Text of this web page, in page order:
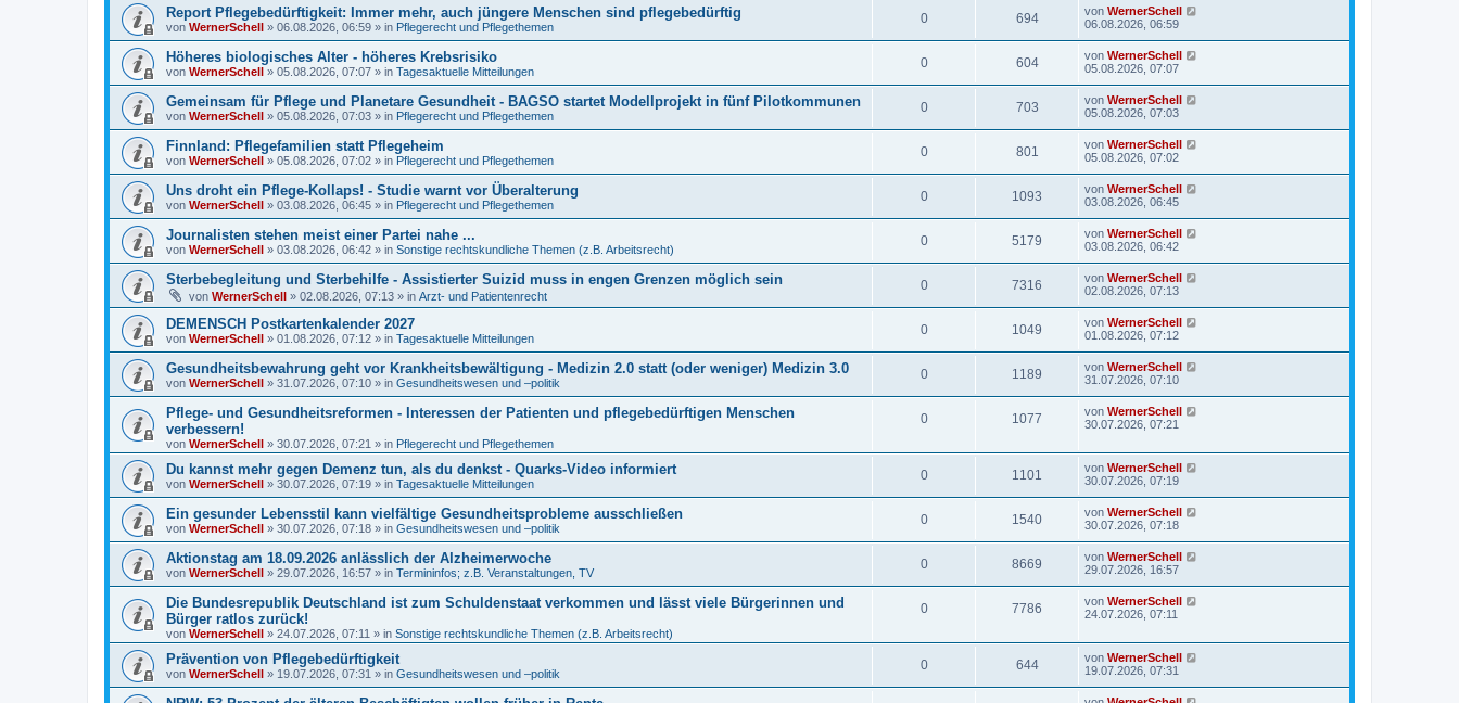
Report Pflegebedürftigkeit: Immer mehr, auch jüngere Menschen sind pflegebedürftig
von WernerSchell » 06.08.2026, 06:59 » in Pflegerecht und Pflegethemen
0 694 von WernerSchell
06.08.2026, 06:59
Höheres biologisches Alter - höheres Krebsrisiko
von WernerSchell » 05.08.2026, 07:07 » in Tagesaktuelle Mitteilungen
0 604 von WernerSchell
05.08.2026, 07:07
Gemeinsam für Pflege und Planetare Gesundheit - BAGSO startet Modellprojekt in fünf Pilotkommunen
von WernerSchell » 05.08.2026, 07:03 » in Pflegerecht und Pflegethemen
0 703 von WernerSchell
05.08.2026, 07:03
Finnland: Pflegefamilien statt Pflegeheim
von WernerSchell » 05.08.2026, 07:02 » in Pflegerecht und Pflegethemen
0 801 von WernerSchell
05.08.2026, 07:02
Uns droht ein Pflege-Kollaps! - Studie warnt vor Überalterung
von WernerSchell » 03.08.2026, 06:45 » in Pflegerecht und Pflegethemen
0 1093 von WernerSchell
03.08.2026, 06:45
Journalisten stehen meist einer Partei nahe ...
von WernerSchell » 03.08.2026, 06:42 » in Sonstige rechtskundliche Themen (z.B. Arbeitsrecht)
0 5179 von WernerSchell
03.08.2026, 06:42
Sterbebegleitung und Sterbehilfe - Assistierter Suizid muss in engen Grenzen möglich sein
von WernerSchell » 02.08.2026, 07:13 » in Arzt- und Patientenrecht
0 7316 von WernerSchell
02.08.2026, 07:13
DEMENSCH Postkartenkalender 2027
von WernerSchell » 01.08.2026, 07:12 » in Tagesaktuelle Mitteilungen
0 1049 von WernerSchell
01.08.2026, 07:12
Gesundheitsbewahrung geht vor Krankheitsbewältigung - Medizin 2.0 statt (oder weniger) Medizin 3.0
von WernerSchell » 31.07.2026, 07:10 » in Gesundheitswesen und –politik
0 1189 von WernerSchell
31.07.2026, 07:10
Pflege- und Gesundheitsreformen - Interessen der Patienten und pflegebedürftigen Menschen
verbessern!
von WernerSchell » 30.07.2026, 07:21 » in Pflegerecht und Pflegethemen
0 1077 von WernerSchell
30.07.2026, 07:21
Du kannst mehr gegen Demenz tun, als du denkst - Quarks-Video informiert
von WernerSchell » 30.07.2026, 07:19 » in Tagesaktuelle Mitteilungen
0 1101 von WernerSchell
30.07.2026, 07:19
Ein gesunder Lebensstil kann vielfältige Gesundheitsprobleme ausschließen
von WernerSchell » 30.07.2026, 07:18 » in Gesundheitswesen und –politik
0 1540 von WernerSchell
30.07.2026, 07:18
Aktionstag am 18.09.2026 anlässlich der Alzheimerwoche
von WernerSchell » 29.07.2026, 16:57 » in Termininfos; z.B. Veranstaltungen, TV
0 8669 von WernerSchell
29.07.2026, 16:57
Die Bundesrepublik Deutschland ist zum Schuldenstaat verkommen und lässt viele Bürgerinnen und
Bürger ratlos zurück!
von WernerSchell » 24.07.2026, 07:11 » in Sonstige rechtskundliche Themen (z.B. Arbeitsrecht)
0 7786 von WernerSchell
24.07.2026, 07:11
Prävention von Pflegebedürftigkeit
von WernerSchell » 19.07.2026, 07:31 » in Gesundheitswesen und –politik
0 644 von WernerSchell
19.07.2026, 07:31